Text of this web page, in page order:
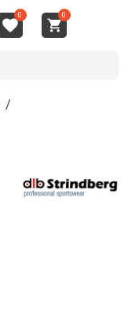
0 0
/